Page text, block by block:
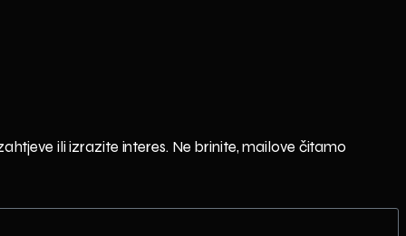
ili izrazite interes. Ne brinite, mailove čitamo